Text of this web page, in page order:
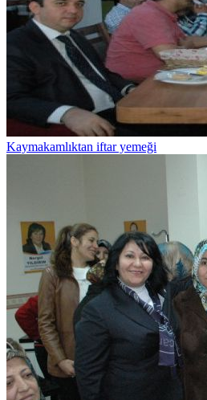
Kaymakamlıktan iftar yemeği